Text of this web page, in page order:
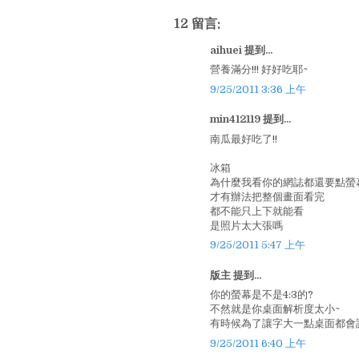
12 留言:
aihuei 提到...
營養滿分!!! 好好吃耶~
9/25/2011 3:36 上午
min412119 提到...
南瓜最好吃了!!
冰箱
為什麼我看你的網誌都還要點螢
才有辦法把整個畫面看完
都不能只上下就能看
是照片太大張嗎
9/25/2011 5:47 上午
版主 提到...
你的螢幕是不是4:3的?
不然就是你桌面解析度太小~
有時候為了讓字大一點桌面都會
9/25/2011 6:40 上午